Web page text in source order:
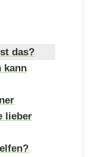
das?
kann
lieber